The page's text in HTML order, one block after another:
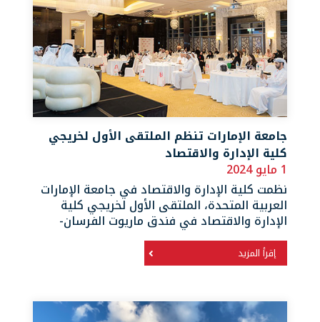
جامعة الإمارات تنظم الملتقى الأول لخريجي
كلية الإدارة والاقتصاد
1 مايو 2024
نظمت كلية الإدارة والاقتصاد في جامعة الإمارات
العربية المتحدة، الملتقى الأول لخريجي كلية
الإدارة والاقتصاد في فندق ماريوت الفرسان-
إقرأ المزيد